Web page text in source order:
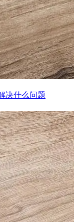
决什么问题